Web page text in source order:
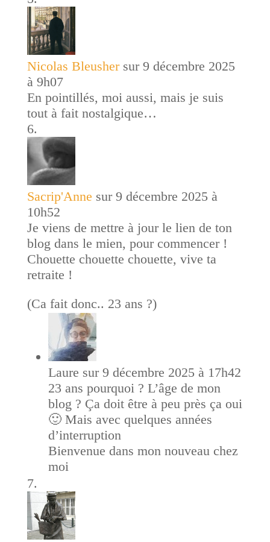
Nicolas Bleusher sur 9 décembre 2025
à 9h07
En pointillés, moi aussi, mais je suis
tout à fait nostalgique…
Sacrip'Anne sur 9 décembre 2025 à
10h52
Je viens de mettre à jour le lien de ton
blog dans le mien, pour commencer !
Chouette chouette chouette, vive ta
retraite !
(Ca fait donc.. 23 ans ?)
Laure sur 9 décembre 2025 à 17h42
23 ans pourquoi ? L’âge de mon
blog ? Ça doit être à peu près ça oui
🙂 Mais avec quelques années
d’interruption
Bienvenue dans mon nouveau chez
moi